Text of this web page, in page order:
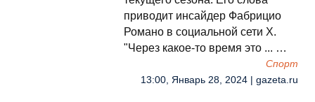
приводит инсайдер Фабрицио
Романо в социальной сети Х.
"Через какое-то время это ... …
Спорт
13:00, Январь 28, 2024 | gazeta.ru